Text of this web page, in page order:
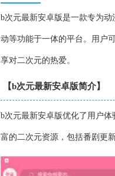
b次元最新安卓版是一款专为
动等功能于一体的平台。用户
享对二次元的热爱。
【b次元最新安卓版简介】
b次元最新安卓版优化了用户
富的二次元资源，包括番剧更